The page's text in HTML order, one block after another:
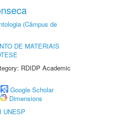
(Câmpus de
DE MATERIAIS
RDIDP Academic
Google Scholar
Dimensions
UNESP